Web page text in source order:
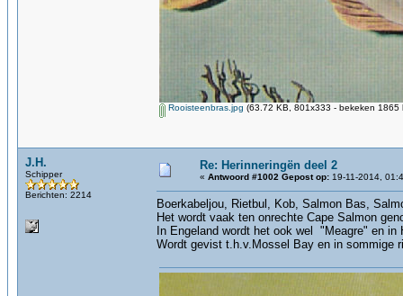
Rooisteenbras.jpg (63.72 KB, 801x333 - bekeken 1865
J.H.
Schipper
Berichten: 2214
Re: Herinneringën deel 2
« Antwoord #1002 Gepost op: 19-11-2014,
Boerkabeljou, Rietbul, Kob, Salmon Bas,
Het wordt vaak ten onrechte Cape Salmon
In Engeland wordt het ook wel "Meagre" en
Wordt gevist t.h.v.Mossel Bay en in sommige